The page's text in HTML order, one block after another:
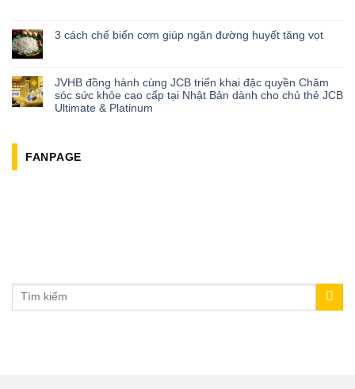
3 cách chế biến cơm giúp ngăn đường huyết tăng vọt
JVHB đồng hành cùng JCB triển khai đặc quyền Chăm
sóc sức khỏe cao cấp tại Nhật Bản dành cho chủ thẻ JCB
Ultimate & Platinum
FANPAGE